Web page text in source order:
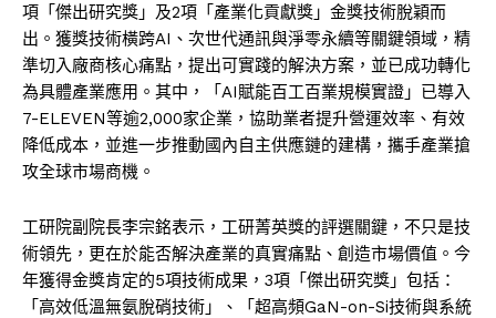
項「傑出研究獎」及2項「產業化貢獻獎」金獎技術脫穎而
出。獲獎技術橫跨AI、次世代通訊與淨零永續等關鍵領域，精
準切入廠商核心痛點，提出可實踐的解決方案，並已成功轉化
為具體產業應用。其中，「AI賦能百工百業規模實證」已導入
7-ELEVEN等逾2,000家企業，協助業者提升營運效率、有效
降低成本，並進一步推動國內自主供應鏈的建構，攜手產業搶
攻全球市場商機。
工研院副院長李宗銘表示，工研菁英獎的評選關鍵，不只是技
術領先，更在於能否解決產業的真實痛點、創造市場價值。今
年獲得金獎肯定的5項技術成果，3項「傑出研究獎」包括：
「高效低溫無氨脫硝技術」、「超高頻GaN-on-Si技術與系統